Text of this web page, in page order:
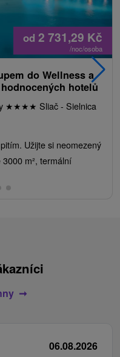
od 2 731,29 Kč
/noc/osoba
do Wellness a
hotelů
★★★★ Sliač - Sielnica
Užijte si neomezený
m², termální
06.08.2026